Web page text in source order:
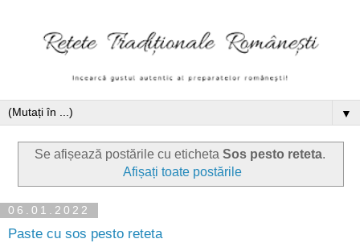
▼
Se afișează postările cu eticheta Sos pesto reteta.
Afișați toate postările
06.01.2022
Paste cu sos pesto reteta